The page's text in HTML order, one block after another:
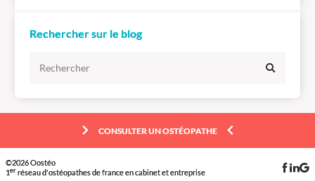
Rechercher sur le blog
CONSULTER UN OSTÉOPATHE
©2026 Oostéo
1erréseau d'ostéopathes de france en cabinet et entreprise